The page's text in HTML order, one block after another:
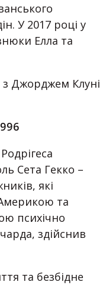
У 2017 році у
Елла та
Джорджем Клуні
Сета Гекко –
які
та
психічно
здійснив
та безбідне